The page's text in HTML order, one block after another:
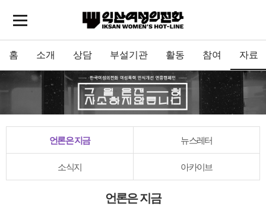
홈 소개 상담 부설기관 활동 참여 자료
언론은 지금 뉴스레터
소식지 아카이브
언론은 지금